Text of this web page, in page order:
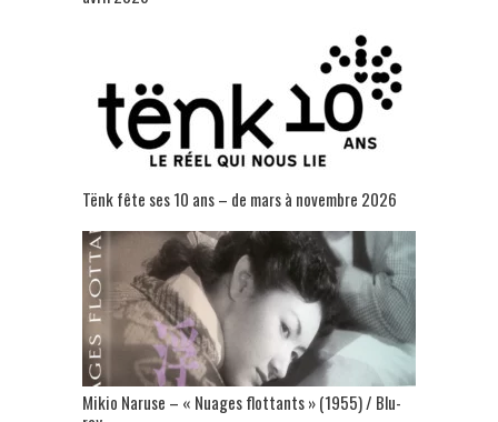
Tënk fête ses 10 ans – de mars à novembre 2026
Mikio Naruse – « Nuages flottants » (1955) / Blu-